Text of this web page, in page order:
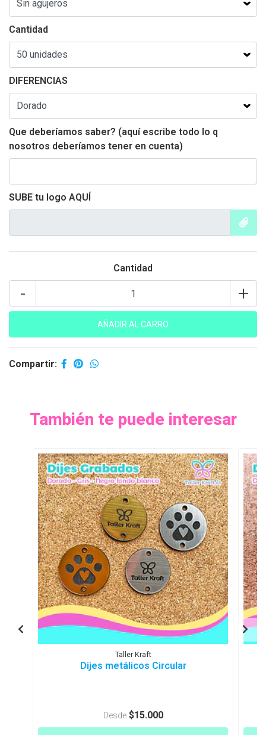
Cantidad
DIFERENCIAS
Que deberíamos saber? (aquí escribe todo lo q
nosotros deberíamos tener en cuenta)
SUBE tu logo AQUÍ
Cantidad
+
-
Compartir:
También te puede interesar
Taller Kraft
Dijes metálicos Circular
Desde $15.000